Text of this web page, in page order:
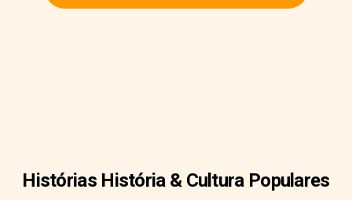
Histórias História & Cultura Populares